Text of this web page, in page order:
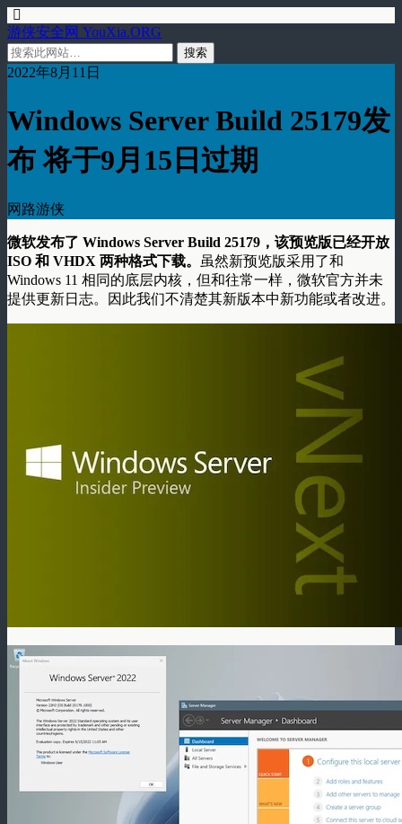
游侠安全网 YouXia.ORG
2022年8月11日
Windows Server Build 25179发
布 将于9月15日过期
网路游侠
微软发布了 Windows Server Build 25179，该预览版已经开放
ISO 和 VHDX 两种格式下载。
虽然新预览版采用了和
Windows 11 相同的底层内核，但和往常一样，微软官方并未
提供更新日志。因此我们不清楚其新版本中新功能或者改进。